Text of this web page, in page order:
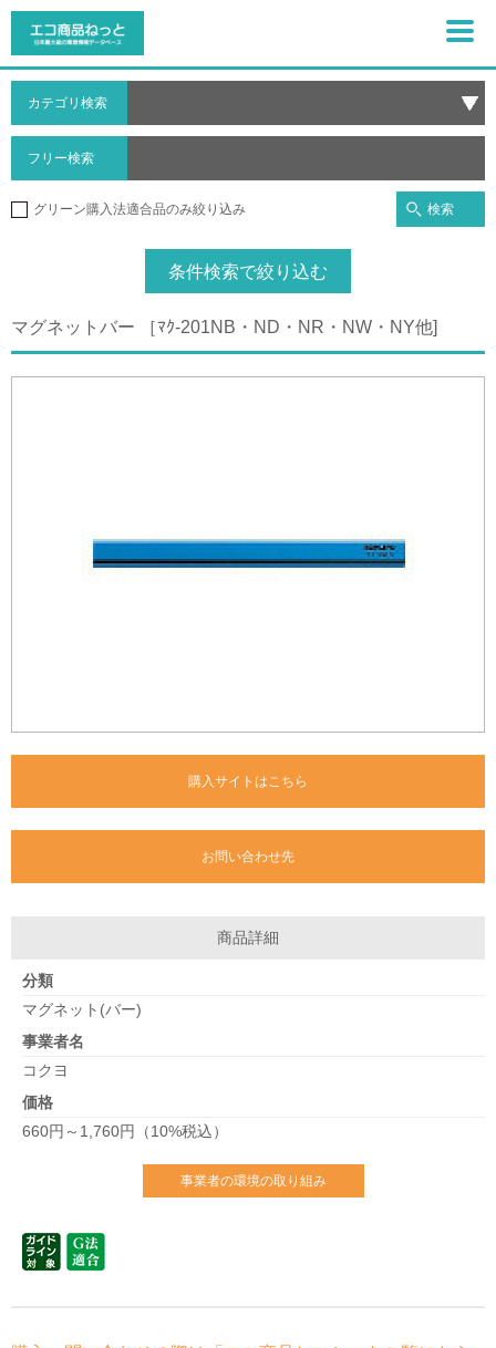
カテゴリ検索
フリー検索
グリーン購入法適合品のみ絞り込み 検索
条件検索で絞り込む
マグネットバー ［ﾏｸ-201NB・ND・NR・NW・NY他]
購入サイトはこちら
お問い合わせ先
商品詳細
分類
マグネット(バー)
事業者名
コクヨ
価格
660円～1,760円（10%税込）
事業者の環境の取り組み